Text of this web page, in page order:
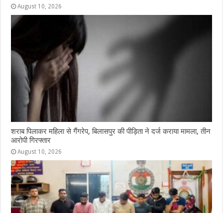
August 10, 2026
शराब पिलाकर महिला से गैंगरेप, बिलासपुर की पीड़िता ने दर्ज कराया मामला, तीन
आरोपी गिरफ्तार
August 10, 2026